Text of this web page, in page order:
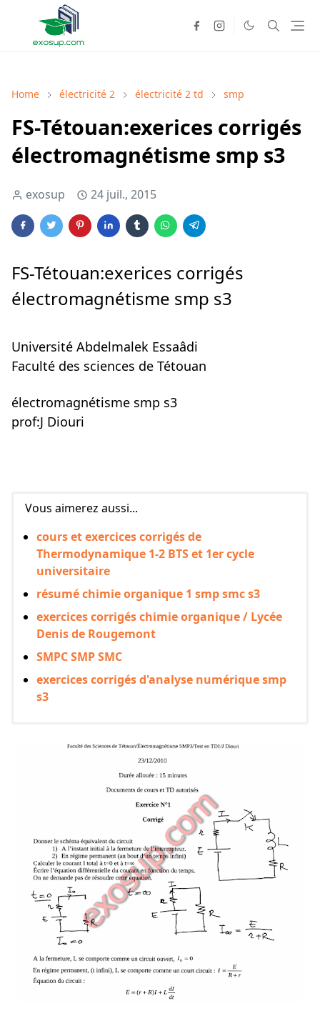
Home électricité 2 électricité 2 td smp
FS-Tétouan:exerices corrigés
électromagnétisme smp s3
exosup 24 juil., 2015
FS-Tétouan:exerices corrigés
électromagnétisme smp s3
Université Abdelmalek Essaâdi
Faculté des sciences de Tétouan
électromagnétisme smp s3
prof:J Diouri
Vous aimerez aussi...
cours et exercices corrigés de
Thermodynamique 1-2 BTS et 1er cycle
universitaire
résumé chimie organique 1 smp smc s3
exercices corrigés chimie organique / Lycée
Denis de Rougemont
SMPC SMP SMC
exercices corrigés d'analyse numérique smp
s3